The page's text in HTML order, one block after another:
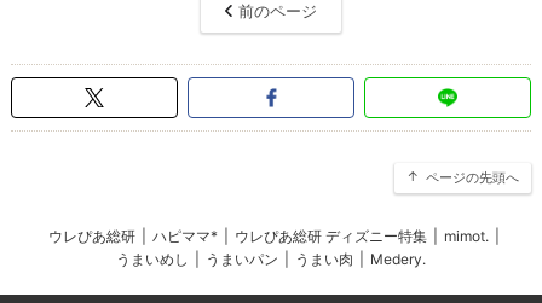
前のページ
ページの先頭へ
ウレぴあ総研 ハピママ* ウレぴあ総研 ディズニー特集 mimot.
うまいめし
うまいパン うまい肉 Medery.